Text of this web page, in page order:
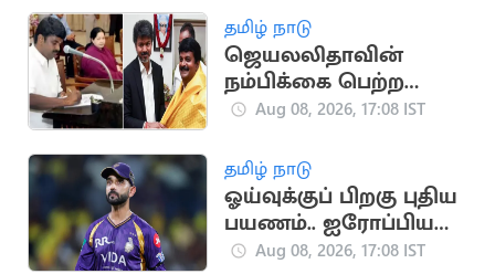
தமிழ் நாடு
ஜெயலலிதாவின்
நம்பிக்கை பெற்ற
சி.விஜயபாஸ்கர்..
Aug 08, 2026, 17:08 IST
தமிழ் நாடு
ஓய்வுக்குப் பிறகு புதிய
பயணம்.. ஐரோப்பிய
டி20 லீக்கில்
Aug 08, 2026, 17:08 IST